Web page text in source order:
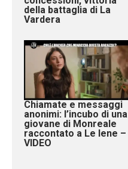
della battaglia di La
Vardera
Chiamate e messaggi
anonimi: l’incubo di una
giovane di Monreale
raccontato a Le Iene –
VIDEO